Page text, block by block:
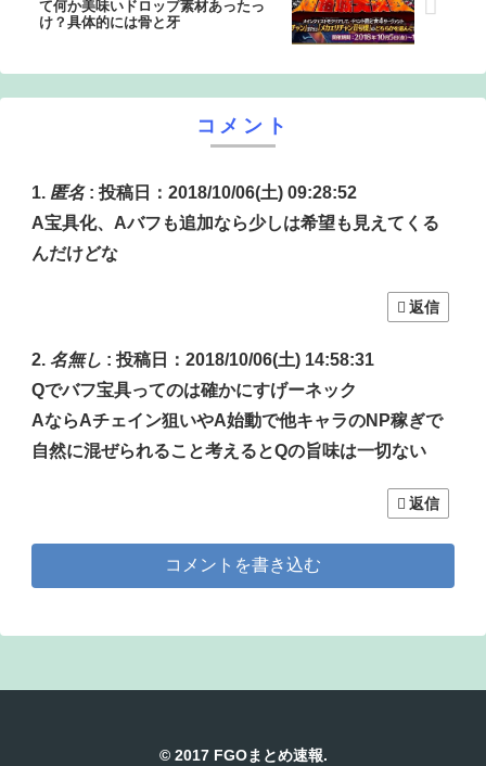
て何か美味いドロップ素材あったっ
け？具体的には骨と牙
コメント
匿名: 投稿日：2018/10/06(土) 09:28:52
A宝具化、Aバフも追加なら少しは希望も見えてくる
んだけどな
返信
名無し : 投稿日：2018/10/06(土) 14:58:31
Qでバフ宝具ってのは確かにすげーネック
AならAチェイン狙いやA始動で他キャラのNP稼ぎで
自然に混ぜられること考えるとQの旨味は一切ない
返信
コメントを書き込む
© 2017 FGOまとめ速報.